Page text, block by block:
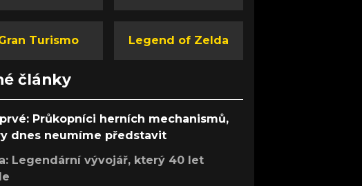
Turismo Legend of Zelda
články
Průkopníci herních mechanismů,
dnes neumíme představit
Legendární vývojář, který 40 let